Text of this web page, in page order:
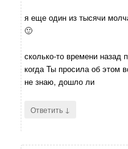
я еще один из тысячи
🙂
сколько-то времени назад
когда Ты просила об этом
не знаю, дошло ли
Ответить ↓